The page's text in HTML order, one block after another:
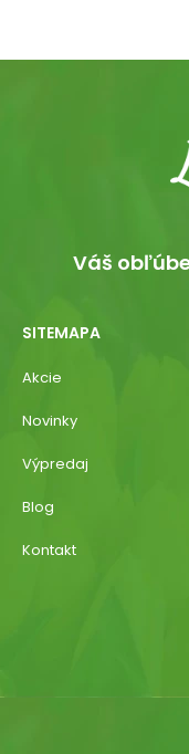
Váš
SITEMAPA
Akcie
Novinky
Výpredaj
Blog
Kontakt